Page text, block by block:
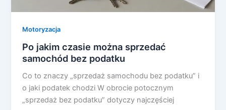
Motoryzacja
Po jakim czasie można sprzedać
samochód bez podatku
Co to znaczy „sprzedaż samochodu bez podatku” i
o jaki podatek chodzi W obrocie potocznym
„sprzedaż bez podatku” dotyczy najczęściej